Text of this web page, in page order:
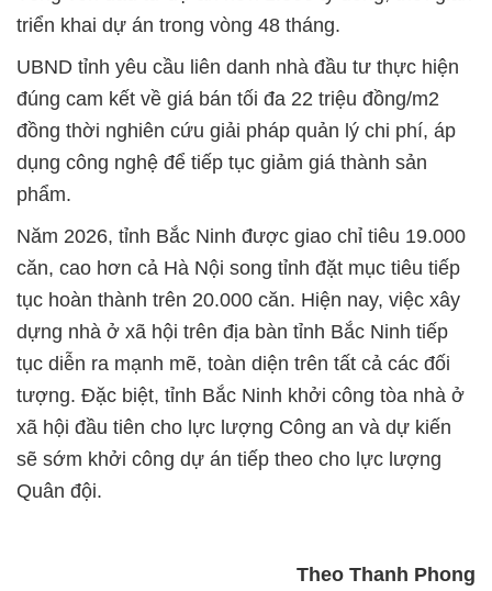
triển khai dự án trong vòng 48 tháng.
UBND tỉnh yêu cầu liên danh nhà đầu tư thực hiện
đúng cam kết về giá bán tối đa 22 triệu đồng/m2
đồng thời nghiên cứu giải pháp quản lý chi phí, áp
dụng công nghệ để tiếp tục giảm giá thành sản
phẩm.
Năm 2026, tỉnh Bắc Ninh được giao chỉ tiêu 19.000
căn, cao hơn cả Hà Nội song tỉnh đặt mục tiêu tiếp
tục hoàn thành trên 20.000 căn. Hiện nay, việc xây
dựng nhà ở xã hội trên địa bàn tỉnh Bắc Ninh tiếp
tục diễn ra mạnh mẽ, toàn diện trên tất cả các đối
tượng. Đặc biệt, tỉnh Bắc Ninh khởi công tòa nhà ở
xã hội đầu tiên cho lực lượng Công an và dự kiến
sẽ sớm khởi công dự án tiếp theo cho lực lượng
Quân đội.
Theo Thanh Phong